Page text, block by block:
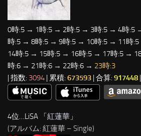
0時:5 → 1時:5 → 2時:5 → 3時:5 → 4時:5
時:5 → 8時:5 → 9時:5 → 10時:5 → 11時
14時:5 → 15時:5 → 16時:5 → 17時:5 →
時:6 → 21時:6 → 22時:6 → 23時:3
| 指数: 3094 | 累積: 673593 | 合算: 917448
4位…LiSA 「紅蓮華 」
(アルバム: 紅蓮華 – Single)